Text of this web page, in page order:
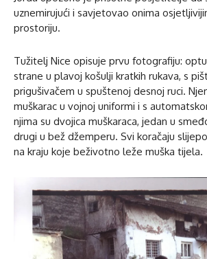
uznemirujući i savjetovao onima
prostoriju.
Tužitelj Nice opisuje prvu fotografiju:
strane u plavoj košulji kratkih rukava, s
prigušivačem u spuštenoj desnoj ruci.
muškarac u vojnoj uniformi i s
njima su dvojica muškaraca, jedan u
drugi u bež džemperu. Svi koračaju
na kraju koje beživotno leže muška tijela.